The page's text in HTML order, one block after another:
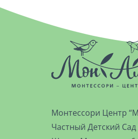
Монтессори Центр
Частный Детский Сад